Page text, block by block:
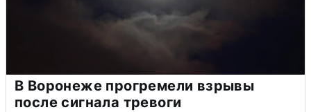
В Воронеже прогремели взрывы
после сигнала тревоги